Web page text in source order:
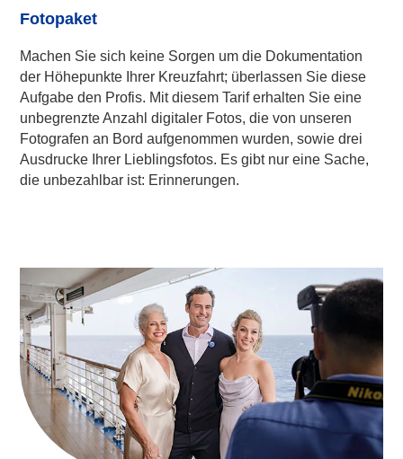
Fotopaket
Machen Sie sich keine Sorgen um die Dokumentation
der Höhepunkte Ihrer Kreuzfahrt; überlassen Sie diese
Aufgabe den Profis. Mit diesem Tarif erhalten Sie eine
unbegrenzte Anzahl digitaler Fotos, die von unseren
Fotografen an Bord aufgenommen wurden, sowie drei
Ausdrucke Ihrer Lieblingsfotos. Es gibt nur eine Sache,
die unbezahlbar ist: Erinnerungen.